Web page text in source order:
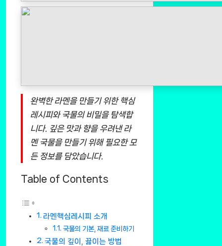
완벽한 라멘을 만들기 위한 핵심
레시피와 국물의 비밀을 탐색합
니다. 깊은 맛과 향을 우려낸 라
멘 국물을 만들기 위해 필요한 모
든 정보를 담았습니다.
Table of Contents
라멘핵심레시피 소개
국물의 기본, 재료 준비하기
국물의 깊이, 끓이는 방법